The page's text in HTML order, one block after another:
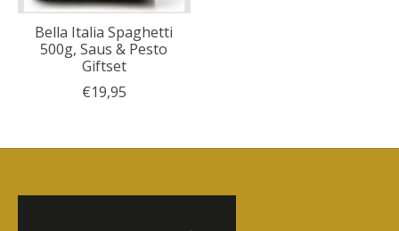
Bella Italia Spaghetti
500g, Saus & Pesto
Giftset
€19,95